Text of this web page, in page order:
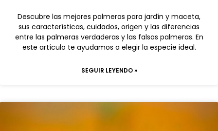
Descubre las mejores palmeras para jardín y maceta,
sus características, cuidados, origen y las diferencias
entre las palmeras verdaderas y las falsas palmeras. En
este artículo te ayudamos a elegir la especie ideal.
SEGUIR LEYENDO »